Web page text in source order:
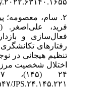
اصغرنژاد
(۱۴۰۴). نقش سیستم‌های
فعال‌سازی و بازداری رفتاری (BIS/BAS) در
دشواری در
دارای
روانشناختی،
۲۴ (۱۴۵)، ۲۳۷–۲۲۱. https://doi.org/